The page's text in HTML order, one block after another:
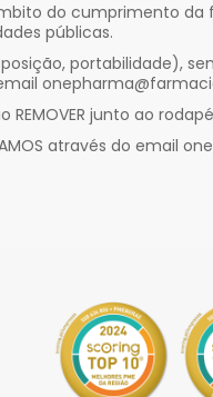
do cumprimento
públicas.
portabilidade),
junto ao
através do email